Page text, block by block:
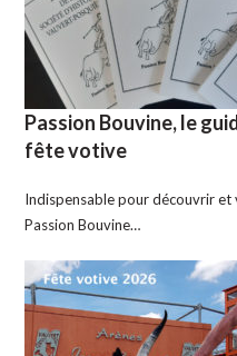
Passion Bouvine, le
fête votive
Indispensable pour découvrir et
Passion Bouvine…